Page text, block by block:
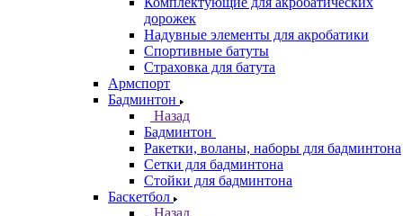
дорожек
Надувные элементы для акробатики
Спортивные батуты
Страховка для батута
Армспорт
Бадминтон
Назад
Бадминтон
Ракетки, воланы, наборы для бадминтона
Сетки для бадминтона
Стойки для бадминтона
Баскетбол
Назад